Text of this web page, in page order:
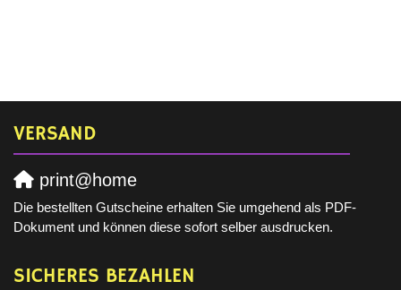
VERSAND
print@home
Die bestellten Gutscheine erhalten Sie umgehend als PDF-
Dokument und können diese sofort selber ausdrucken.
SICHERES BEZAHLEN